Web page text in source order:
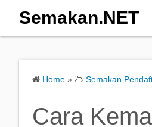
Semakan.NET
Home » Semakan
Cara